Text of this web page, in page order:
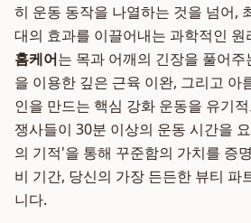
히 운동 동작을 나열하는 것을 넘어,
대의 효과를 이끌어내는 과학적인 원
홈케어는 목과 어깨의 긴장을 풀어
을 이용한 깊은 근육 이완, 그리고 아
인을 만드는 핵심 강화 운동을 유기
쟁사들이 30분 이상의 운동 시간을
의 기적'을 통해 꾸준함의 가치를 증
비 기간, 당신의 가장 든든한 뷰티 파
니다.